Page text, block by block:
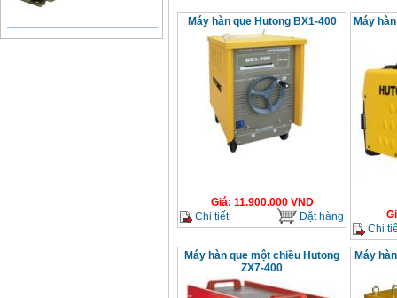
Bảng giá động cơ
Máy hàn que Hutong BX1-400
Giá: 11.900.000VND
Chi tiết
Đặt hàng
Máy
Chi
Máy hàn que một chiều Hutong
ZX7-400
Máy